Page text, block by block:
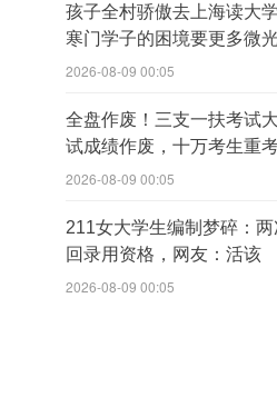
孩子全村骄傲去上海读大
寒门学子的困境要更多微
2026-08-09 00:05
全盘作废！三支一扶考试
试成绩作废，十万考生重
2026-08-09 00:05
211女大学生编制梦碎：
回录用资格，网友：活该
2026-08-09 00:05